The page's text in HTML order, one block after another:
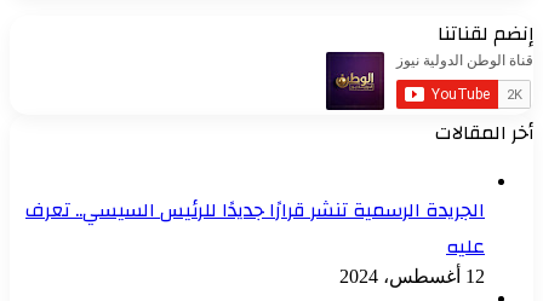
إنضم لقناتنا
أخر المقالات
الجريدة الرسمية تنشر قرارًا جديدًا للرئيس السيسي.. تعرف
عليه
12 أغسطس، 2024